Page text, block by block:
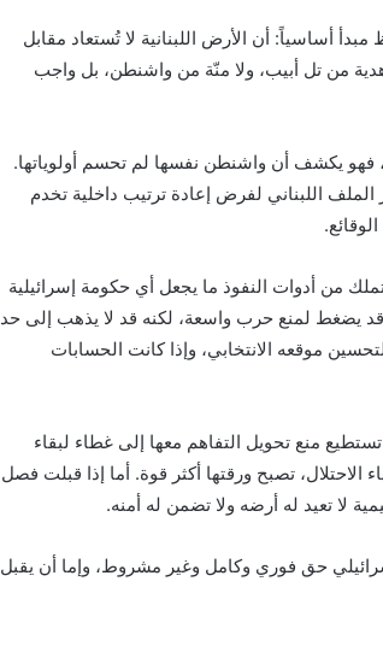
أساسياً: أن الأرض اللبنانية لا تُستعاد مقابل
من تل أبيب، ولا منّة من واشنطن، بل واجب
فهو يكشف أن واشنطن نفسها لم تحسم أولوياتها.
اللبناني لفرض إعادة ترتيب داخلية تخدم
من أدوات النفوذ ما يجعل أي حكومة إسرائيلية
يضغط لمنع حرب واسعة، لكنه قد لا يذهب إلى حد
موقعه الانتخابي، وإذا كانت الحسابات
منع تحويل التفاهم معها إلى غطاء لبقاء
الاحتلال، تصبح ورقتها أكثر قوة. أما إذا قبلت فصل
لا تعيد له أرضه ولا تضمن له أمنه.
حق فوري وكامل وغير مشروط، وإما أن يقبل